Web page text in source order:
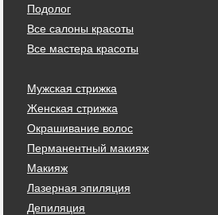
Подолог
Все салоны красоты
Все мастера красоты
Мужская стрижка
Женская стрижка
Окрашивание волос
Перманентный макияж
Макияж
Лазерная эпиляция
Депиляция